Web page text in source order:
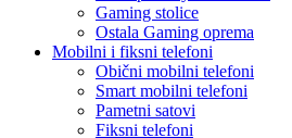
Gaming stolice
Ostala Gaming oprema
Mobilni i fiksni telefoni
Obični mobilni telefoni
Smart mobilni telefoni
Pametni satovi
Fiksni telefoni